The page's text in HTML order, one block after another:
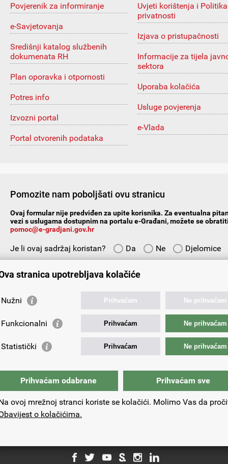
Povjerenik za informiranje
e-Savjetovanja
Središnji katalog službenih
dokumenata RH
Plan oporavka i otpornosti
Potres info
Izvozni portal
Portal otvorenih podataka
Uvjeti korištenja i Politika
privatnosti
Izjava o pristupačnosti
Informacije za tijela
sektora
Uporaba kolačića
Usluge povjerenja
e-Vlada
Pomozite nam poboljšati ovu stranicu
Ovaj formular nije predviđen za upite korisnika. Za eventualna
vezi s uslugama dostupnim na portalu e-Građani, možete se
pomoc@e-gradjani.gov.hr
Je li ovaj sadržaj koristan? Da Ne
Djelomice
Vaša e-adresa:
stranica upotrebljava kolačiće
Nužni Prihvaćam Ne prihvaćam
Funkcionalni Prihvaćam Ne prihvaćam
Statistički Prihvaćam Ne prihvaćam
Prihvaćam odabrane Prihvaćam sve
ovoj mrežnoj stranci koriste se kolačići. Molimo Vas da
o kolačićima.